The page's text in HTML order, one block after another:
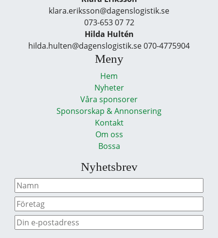
klara.eriksson@dagenslogistik.se
073-653 07 72
Hilda Hultén
hilda.hulten@dagenslogistik.se 070-4775904
Meny
Hem
Nyheter
Våra sponsorer
Sponsorskap & Annonsering
Kontakt
Om oss
Bossa
Nyhetsbrev